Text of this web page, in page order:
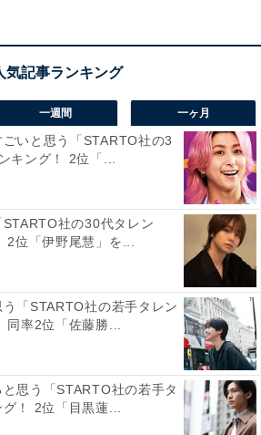
れる資質、「実行力」と「倫理
一週間 一ヶ月
いと思う「STARTO社の3
キング！ 2位「...
社の30代タレン
2位「伊野尾慧」を...
「STARTO社の若手タレン
同率2位「佐藤勝...
思う「STARTO社の若手タ
！ 2位「目黒蓮...